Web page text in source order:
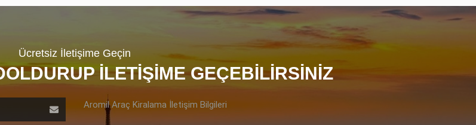
Ücretsiz İletişime Geçin
İLETIŞIME GEÇEBILIRSINIZ
Aromil Araç Kiralama İletişim Bilgileri